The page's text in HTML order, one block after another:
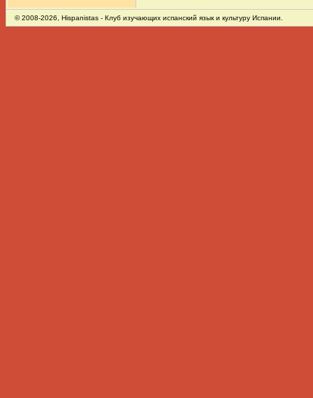
© 2008-2026, Hispanistas - Клуб изучающих испанский язык и культуру Испании.